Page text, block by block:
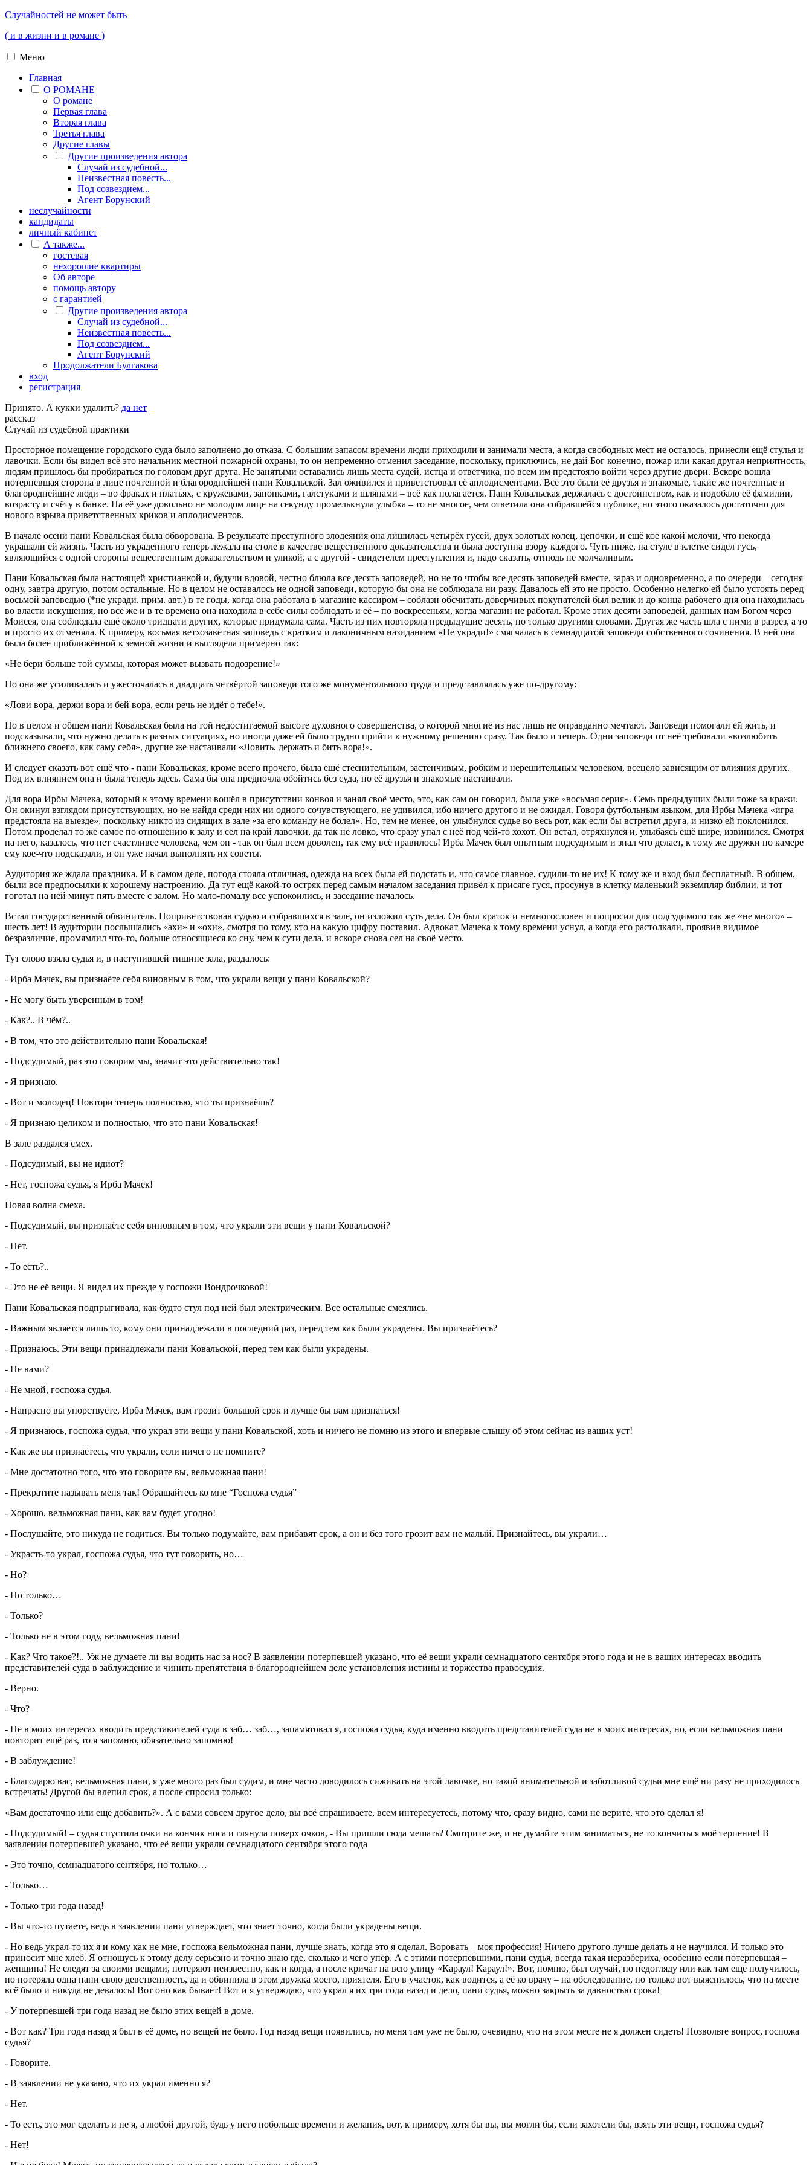
Случайностей не может быть
( и в жизни и в романе )
Меню
Главная
О РОМАНЕ
О романе
Первая глава
Вторая глава
Третья глава
Другие главы
Другие произведения автора
Случай из судебной...
Неизвестная повесть...
Под созвездием...
Агент Борунский
неслучайности
кандидаты
личный кабинет
А также...
гостевая
нехорошие квартиры
Об авторе
помощь автору
с гарантией
Другие произведения автора
Случай из судебной...
Неизвестная повесть...
Под созвездием...
Агент Борунский
Продолжатели Булгакова
вход
регистрация
Принято. А кукки удалить? да нет
рассказ
Случай из судебной практики
Просторное помещение городского суда было заполнено до отказа. С большим запасом времени люди приходили и занимали места, а когда свободных мест не осталось, принесли ещё стулья и
лавочки. Если бы видел всё это начальник местной пожарной охраны, то он непременно отменил заседание, поскольку, приключись, не дай Бог конечно, пожар или какая другая неприятность,
людям пришлось бы пробираться по головам друг друга. Не занятыми оставались лишь места судей, истца и ответчика, но всем им предстояло войти через другие двери. Вскоре вошла
потерпевшая сторона в лице почтенной и благороднейшей пани Ковальской. Зал оживился и приветствовал её аплодисментами. Всё это были её друзья и знакомые, такие же почтенные и
благороднейшие люди – во фраках и платьях, с кружевами, запонками, галстуками и шляпами – всё как полагается. Пани Ковальская держалась с достоинством, как и подобало её фамилии,
возрасту и счёту в банке. На её уже довольно не молодом лице на секунду промелькнула улыбка – то не многое, чем ответила она собравшейся публике, но этого оказалось достаточно для
нового взрыва приветственных криков и аплодисментов.
В начале осени пани Ковальская была обворована. В результате преступного злодеяния она лишилась четырёх гусей, двух золотых колец, цепочки, и ещё кое какой мелочи, что некогда
украшали ей жизнь. Часть из украденного теперь лежала на столе в качестве вещественного доказательства и была доступна взору каждого. Чуть ниже, на стуле в клетке сидел гусь,
являющийся с одной стороны вещественным доказательством и уликой, а с другой - свидетелем преступления и, надо сказать, отнюдь не молчаливым.
Пани Ковальская была настоящей христианкой и, будучи вдовой, честно блюла все десять заповедей, но не то чтобы все десять заповедей вместе, зараз и одновременно, а по очереди – сегодня
одну, завтра другую, потом остальные. Но в целом не оставалось не одной заповеди, которую бы она не соблюдала ни разу. Давалось ей это не просто. Особенно нелегко ей было устоять перед
восьмой заповедью (*не укради. прим. авт.) в те годы, когда она работала в магазине кассиром – соблазн обсчитать доверчивых покупателей был велик и до конца рабочего дня она находилась
во власти искушения, но всё же и в те времена она находила в себе силы соблюдать и её – по воскресеньям, когда магазин не работал. Кроме этих десяти заповедей, данных нам Богом через
Моисея, она соблюдала ещё около тридцати других, которые придумала сама. Часть из них повторяла предыдущие десять, но только другими словами. Другая же часть шла с ними в разрез, а то
и просто их отменяла. К примеру, восьмая ветхозаветная заповедь с кратким и лаконичным назиданием «Не укради!» смягчалась в семнадцатой заповеди собственного сочинения. В ней она
была более приближённой к земной жизни и выглядела примерно так:
«Не бери больше той суммы, которая может вызвать подозрение!»
Но она же усиливалась и ужесточалась в двадцать четвёртой заповеди того же монументального труда и представлялась уже по-другому:
«Лови вора, держи вора и бей вора, если речь не идёт о тебе!».
Но в целом и общем пани Ковальская была на той недостигаемой высоте духовного совершенства, о которой многие из нас лишь не оправданно мечтают. Заповеди помогали ей жить, и
подсказывали, что нужно делать в разных ситуациях, но иногда даже ей было трудно прийти к нужному решению сразу. Так было и теперь. Одни заповеди от неё требовали «возлюбить
ближнего своего, как саму себя», другие же настаивали «Ловить, держать и бить вора!».
И следует сказать вот ещё что - пани Ковальская, кроме всего прочего, была ещё стеснительным, застенчивым, робким и нерешительным человеком, всецело зависящим от влияния других.
Под их влиянием она и была теперь здесь. Сама бы она предпочла обойтись без суда, но её друзья и знакомые настаивали.
Для вора Ирбы Мачека, который к этому времени вошёл в присутствии конвоя и занял своё место, это, как сам он говорил, была уже «восьмая серия». Семь предыдущих были тоже за кражи.
Он окинул взглядом присутствующих, но не найдя среди них ни одного сочувствующего, не удивился, ибо ничего другого и не ожидал. Говоря футбольным языком, для Ирбы Мачека «игра
предстояла на выезде», поскольку никто из сидящих в зале «за его команду не болел». Но, тем не менее, он улыбнулся судье во весь рот, как если бы встретил друга, и низко ей поклонился.
Потом проделал то же самое по отношению к залу и сел на край лавочки, да так не ловко, что сразу упал с неё под чей-то хохот. Он встал, отряхнулся и, улыбаясь ещё шире, извинился. Смотря
на него, казалось, что нет счастливее человека, чем он - так он был всем доволен, так ему всё нравилось! Ирба Мачек был опытным подсудимым и знал что делает, к тому же дружки по камере
ему кое-что подсказали, и он уже начал выполнять их советы.
Аудитория же ждала праздника. И в самом деле, погода стояла отличная, одежда на всех была ей подстать и, что самое главное, судили-то не их! К тому же и вход был бесплатный. В общем,
были все предпосылки к хорошему настроению. Да тут ещё какой-то остряк перед самым началом заседания привёл к присяге гуся, просунув в клетку маленький экземпляр библии, и тот
гоготал на ней минут пять вместе с залом. Но мало-помалу все успокоились, и заседание началось.
Встал государственный обвинитель. Поприветствовав судью и собравшихся в зале, он изложил суть дела. Он был краток и немногословен и попросил для подсудимого так же «не много» –
шесть лет! В аудитории послышались «ахи» и «охи», смотря по тому, кто на какую цифру поставил. Адвокат Мачека к тому времени уснул, а когда его растолкали, проявив видимое
безразличие, промямлил что-то, больше относящиеся ко сну, чем к сути дела, и вскоре снова сел на своё место.
Тут слово взяла судья и, в наступившей тишине зала, раздалось:
- Ирба Мачек, вы признаёте себя виновным в том, что украли вещи у пани Ковальской?
- Не могу быть уверенным в том!
- Как?.. В чём?..
- В том, что это действительно пани Ковальская!
- Подсудимый, раз это говорим мы, значит это действительно так!
- Я признаю.
- Вот и молодец! Повтори теперь полностью, что ты признаёшь?
- Я признаю целиком и полностью, что это пани Ковальская!
В зале раздался смех.
- Подсудимый, вы не идиот?
- Нет, госпожа судья, я Ирба Мачек!
Новая волна смеха.
- Подсудимый, вы признаёте себя виновным в том, что украли эти вещи у пани Ковальской?
- Нет.
- То есть?..
- Это не её вещи. Я видел их прежде у госпожи Вондрочковой!
Пани Ковальская подпрыгивала, как будто стул под ней был электрическим. Все остальные смеялись.
- Важным является лишь то, кому они принадлежали в последний раз, перед тем как были украдены. Вы признаётесь?
- Признаюсь. Эти вещи принадлежали пани Ковальской, перед тем как были украдены.
- Не вами?
- Не мной, госпожа судья.
- Напрасно вы упорствуете, Ирба Мачек, вам грозит большой срок и лучше бы вам признаться!
- Я признаюсь, госпожа судья, что украл эти вещи у пани Ковальской, хоть и ничего не помню из этого и впервые слышу об этом сейчас из ваших уст!
- Как же вы признаётесь, что украли, если ничего не помните?
- Мне достаточно того, что это говорите вы, вельможная пани!
- Прекратите называть меня так! Обращайтесь ко мне “Госпожа судья”
- Хорошо, вельможная пани, как вам будет угодно!
- Послушайте, это никуда не годиться. Вы только подумайте, вам прибавят срок, а он и без того грозит вам не малый. Признайтесь, вы украли…
- Украсть-то украл, госпожа судья, что тут говорить, но…
- Но?
- Но только…
- Только?
- Только не в этом году, вельможная пани!
- Как? Что такое?!.. Уж не думаете ли вы водить нас за нос? В заявлении потерпевшей указано, что её вещи украли семнадцатого сентября этого года и не в ваших интересах вводить
представителей суда в заблуждение и чинить препятствия в благороднейшем деле установления истины и торжества правосудия.
- Верно.
- Что?
- Не в моих интересах вводить представителей суда в заб… заб…, запамятовал я, госпожа судья, куда именно вводить представителей суда не в моих интересах, но, если вельможная пани
повторит ещё раз, то я запомню, обязательно запомню!
- В заблуждение!
- Благодарю вас, вельможная пани, я уже много раз был судим, и мне часто доводилось сиживать на этой лавочке, но такой внимательной и заботливой судьи мне ещё ни разу не приходилось
встречать! Другой бы влепил срок, а после спросил только:
«Вам достаточно или ещё добавить?». А с вами совсем другое дело, вы всё спрашиваете, всем интересуетесь, потому что, сразу видно, сами не верите, что это сделал я!
- Подсудимый! – судья спустила очки на кончик носа и глянула поверх очков, - Вы пришли сюда мешать? Смотрите же, и не думайте этим заниматься, не то кончиться моё терпение! В
заявлении потерпевшей указано, что её вещи украли семнадцатого сентября этого года
- Это точно, семнадцатого сентября, но только…
- Только…
- Только три года назад!
- Вы что-то путаете, ведь в заявлении пани утверждает, что знает точно, когда были украдены вещи.
- Но ведь украл-то их я и кому как не мне, госпожа вельможная пани, лучше знать, когда это я сделал. Воровать – моя профессия! Ничего другого лучше делать я не научился. И только это
приносит мне хлеб. Я отношусь к этому делу серьёзно и точно знаю где, сколько и чего упёр. А с этими потерпевшими, пани судья, всегда такая неразбериха, особенно если потерпевшая –
женщина! Не следят за своими вещами, потеряют неизвестно, как и когда, а после кричат на всю улицу «Караул! Караул!». Вот, помню, был случай, по недогляду или как там ещё получилось,
но потеряла одна пани свою девственность, да и обвинила в этом дружка моего, приятеля. Его в участок, как водится, а её ко врачу – на обследование, но только вот выяснилось, что на месте
всё было и никуда не девалось! Вот оно как бывает! Вот и я утверждаю, что украл я их три года назад и дело, пани судья, можно закрыть за давностью срока!
- У потерпевшей три года назад не было этих вещей в доме.
- Вот как? Три года назад я был в её доме, но вещей не было. Год назад вещи появились, но меня там уже не было, очевидно, что на этом месте не я должен сидеть! Позвольте вопрос, госпожа
судья?
- Говорите.
- В заявлении не указано, что их украл именно я?
- Нет.
- То есть, это мог сделать и не я, а любой другой, будь у него побольше времени и желания, вот, к примеру, хотя бы вы, вы могли бы, если захотели бы, взять эти вещи, госпожа судья?
- Нет!